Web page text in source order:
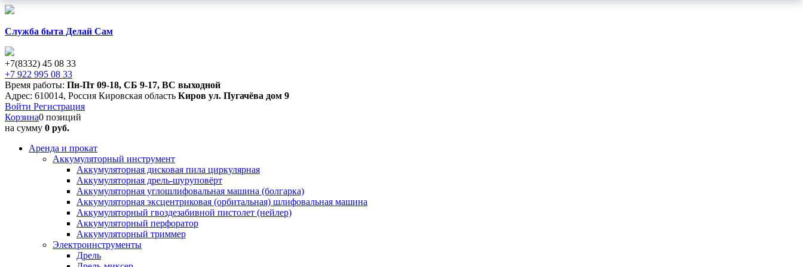
Служба быта Делай Сам
+7(8332) 45 08 33
+7 922 995 08 33
Время работы: Пн-Пт 09-18, СБ 9-17, ВС выходной
Адрес: 610014, Россия Кировская область Киров ул. Пугачёва дом 9
Войти Регистрация
Корзина0 позиций
на сумму 0 руб.
Аренда и прокат
Аккумуляторный инструмент
Аккумуляторная дисковая пила циркулярная
Аккумуляторная дрель-шуруповёрт
Аккумуляторная углошлифовальная машина (болгарка)
Аккумуляторная эксцентриковая (орбитальная) шлифовальная машина
Аккумуляторный гвоздезабивной пистолет (нейлер)
Аккумуляторный перфоратор
Аккумуляторный триммер
Электроинструменты
Дрель